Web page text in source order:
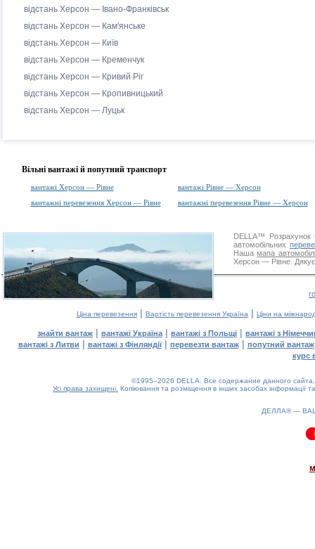
відстань Херсон — Івано-Франківськ
відстань Херсон — Кам'янське
відстань Херсон — Київ
відстань Херсон — Кременчук
відстань Херсон — Кривий Ріг
відстань Херсон — Кропивницький
відстань Херсон — Луцьк
Вільні вантажі й попутний транспорт
вантажі Херсон — Рівне
вантажі Рівне — Херсон
вантажні перевезення Херсон — Рівне
вантажні перевезення Рівне — Херсон
DELLA™
Розрахунок
автомобільних
Нашамапа
Херсон — Рівне.
Ціна перевезення| Вартість перевезення Україна | Ціни на
знайти вантаж | вантажі Україна | вантажі з Польщі | вантажі з
вантажі з Литви | вантажі з Фінляндії| перевезти вантаж| попутний вантаж
курс
©1995–2026 DELLA. Все содержание данного
Усі права захищені. Копіювання та розміщення в інших засобах інформації
ДЕЛЛА® —